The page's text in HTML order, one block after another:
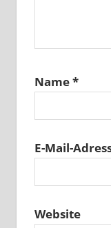
Name*
E-Mail-
Website